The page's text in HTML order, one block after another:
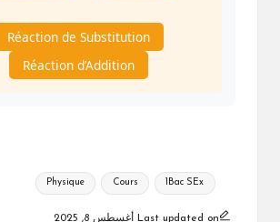
Réaction de Substitution
Réaction d’Addition
Tags:
Physique Cours 1Bac SEx
Last updated on أغسطس 8, 2025